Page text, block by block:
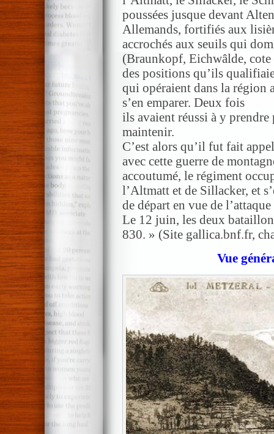
poussées jusque devant
Allemands, fortifiés aux
accrochés aux seuils qui
(Braunkopf, Eichwâlde,
des positions qu’ils
qui opéraient dans la région
s’en emparer. Deux fois
ils avaient réussi à y
maintenir.
C’est alors qu’il fut fait
avec cette guerre de
accoutumé, le régiment
l’Altmatt et de Sillacker, et
de départ en vue de
Le 12 juin, les deux
830. » (Site gallica.bnf.fr,
Vue